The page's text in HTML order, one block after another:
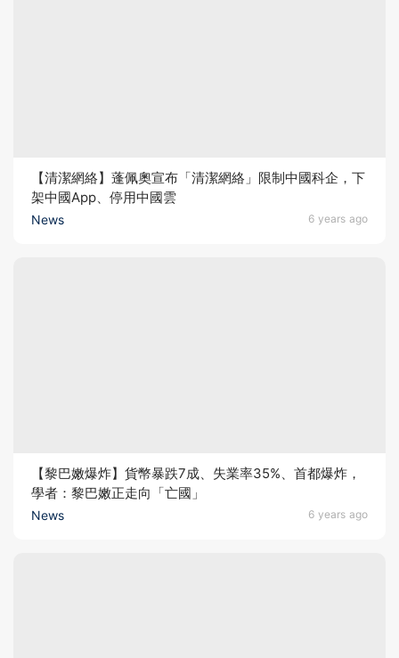
News 6 years ago
【清潔網絡】蓬佩奧宣布「清潔網絡」限制中國科企，下
架中國App、停用中國雲
News 6 years ago
【黎巴嫩爆炸】貨幣暴跌7成、失業率35%、首都爆炸，
學者：黎巴嫩正走向「亡國」